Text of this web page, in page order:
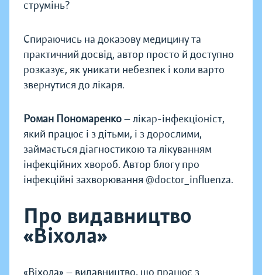
струмінь?
Спираючись на доказову медицину та
практичний досвід, автор просто й доступно
розказує, як уникати небезпек і коли варто
звернутися до лікаря.
Роман Пономаренко— лікар-інфекціоніст,
який працює і з дітьми, і з дорослими,
займається діагностикою та лікуванням
інфекційних хвороб. Автор блогу про
інфекційні захворювання @doctor_influenza.
Про видавництво
«Віхола»
«Віхола» — видавництво, що працює з